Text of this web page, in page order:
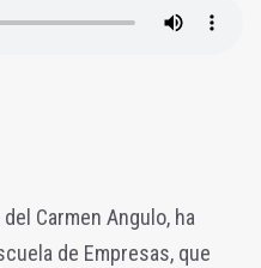
Carmen Angulo, ha
de Empresas, que